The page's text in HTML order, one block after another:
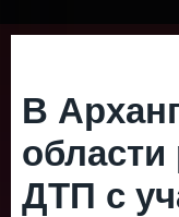
В
области
ДТП с